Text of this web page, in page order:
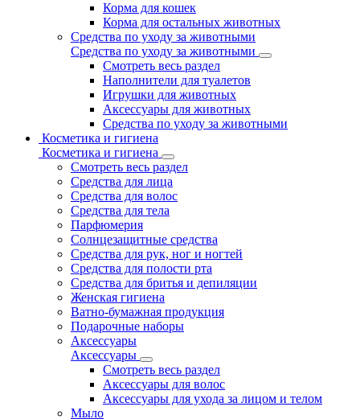
Корма для кошек
Корма для остальных животных
Средства по уходу за животными
Средства по уходу за животными
Смотреть весь раздел
Наполнители для туалетов
Игрушки для животных
Аксессуары для животных
Средства по уходу за животными
Косметика и гигиена
Косметика и гигиена
Смотреть весь раздел
Средства для лица
Средства для волос
Средства для тела
Парфюмерия
Солнцезащитные средства
Средства для рук, ног и ногтей
Средства для полости рта
Средства для бритья и депиляции
Женская гигиена
Ватно-бумажная продукция
Подарочные наборы
Аксессуары
Аксессуары
Смотреть весь раздел
Аксессуары для волос
Аксессуары для ухода за лицом и телом
Мыло